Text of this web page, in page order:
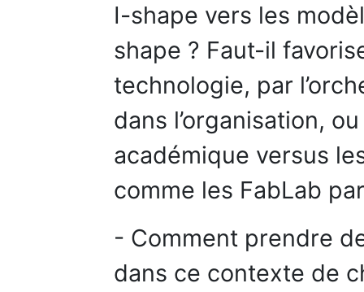
I-shape vers les
shape ? Faut-il
technologie, par
dans l’organisation,
académique versus
comme les FabLab
- Comment prendre
dans ce contexte de